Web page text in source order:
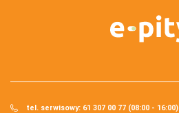
tel. serwisowy: 61 307 00 77 (08:00 - 16:00)